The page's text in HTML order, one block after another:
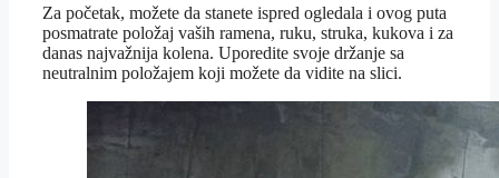
Za početak, možete da stanete ispred ogledala i ovog puta
posmatrate položaj vaših ramena, ruku, struka, kukova i za
danas najvažnija kolena. Uporedite svoje držanje sa
neutralnim položajem koji možete da vidite na slici.